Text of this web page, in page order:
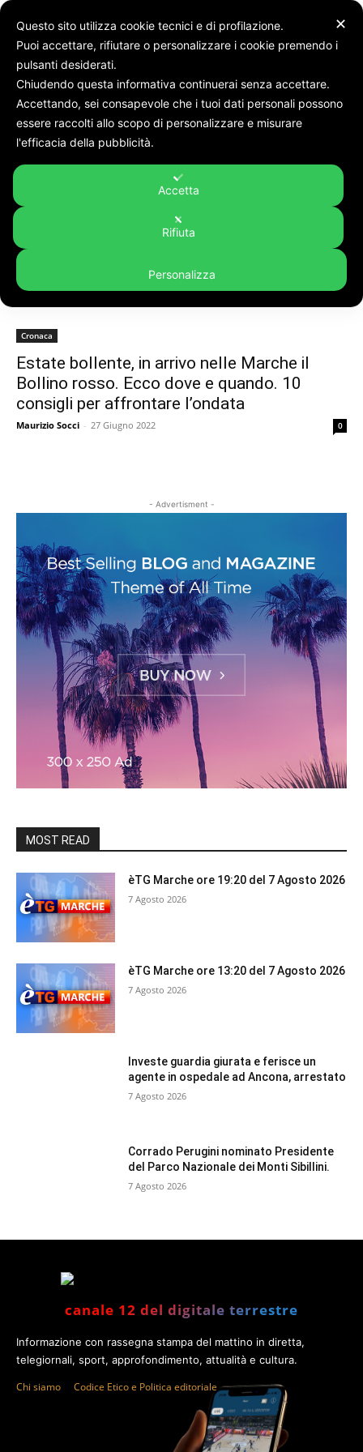
Estate bollente
Tag:Estate bollente
Cronaca
Estate bollente, in arrivo nelle Marche il
Bollino rosso. Ecco dove e quando. 10
consigli per affrontare l’ondata
Maurizio Socci - 27 Giugno 2022 0
- Advertisment -
MOST READ
èTG Marche ore 19:20 del 7 Agosto 2026
7 Agosto 2026
èTG Marche ore 13:20 del 7 Agosto 2026
7 Agosto 2026
Investe guardia giurata e ferisce un
agente in ospedale ad Ancona, arrestato
7 Agosto 2026
Corrado Perugini nominato Presidente
del Parco Nazionale dei Monti Sibillini.
7 Agosto 2026
canale 12 del digitale terrestre
Informazione con rassegna stampa del mattino in diretta,
telegiornali, sport, approfondimento, attualità e cultura.
Chi siamo Codice Etico e Politica editoriale
✕
Questo sito utilizza cookie tecnici e di profilazione.
Puoi accettare, rifiutare o personalizzare i cookie premendo i
pulsanti desiderati.
Chiudendo questa informativa continuerai senza accettare.
Accettando, sei consapevole che i tuoi dati personali possono
essere raccolti allo scopo di personalizzare e misurare
l'efficacia della pubblicità.
Accetta
Rifiuta
Personalizza